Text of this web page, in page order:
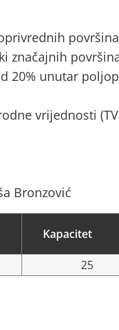
površina
značajnih
20% unutar
vrijednosti
Bronzović
Kapacitet
25